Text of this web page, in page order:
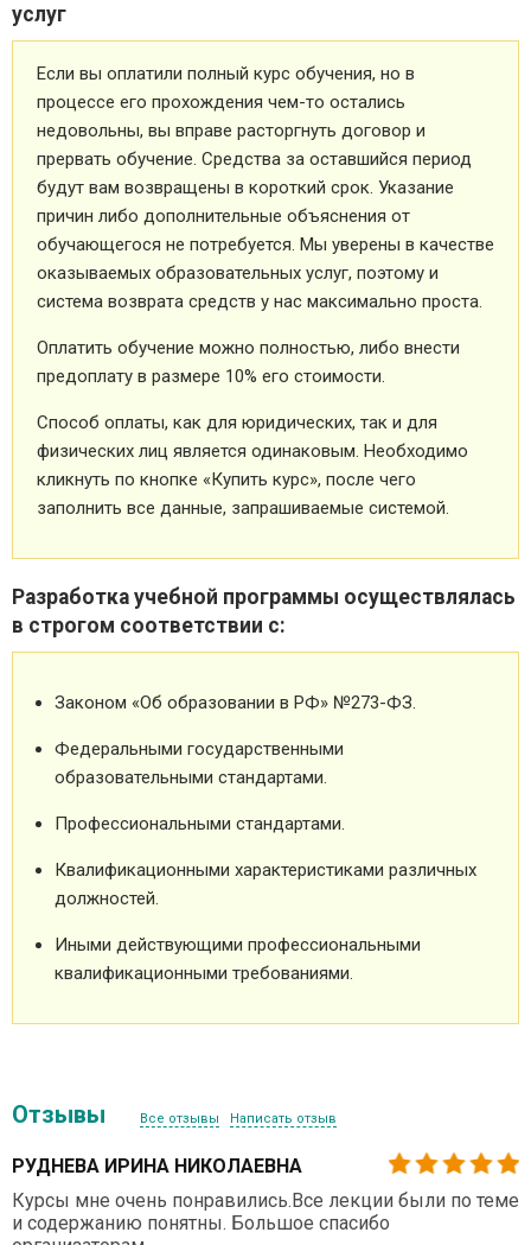
услуг
Если вы оплатили полный курс обучения, но в
процессе его прохождения чем-то остались
недовольны, вы вправе расторгнуть договор и
прервать обучение. Средства за оставшийся период
будут вам возвращены в короткий срок. Указание
причин либо дополнительные объяснения от
обучающегося не потребуется. Мы уверены в качестве
оказываемых образовательных услуг, поэтому и
система возврата средств у нас максимально проста.
Оплатить обучение можно полностью, либо внести
предоплату в размере 10% его стоимости.
Способ оплаты, как для юридических, так и для
физических лиц является одинаковым. Необходимо
кликнуть по кнопке «Купить курс», после чего
заполнить все данные, запрашиваемые системой.
Разработка учебной программы осуществлялась
в строгом соответствии с:
Законом «Об образовании в РФ» №273-ФЗ.
Федеральными государственными
образовательными стандартами.
Профессиональными стандартами.
Квалификационными характеристиками различных
должностей.
Иными действующими профессиональными
квалификационными требованиями.
Отзывы Все отзывы Написать отзыв
РУДНЕВА ИРИНА НИКОЛАЕВНА
Курсы мне очень понравились.Все лекции были по теме
и содержанию понятны. Большое спасибо